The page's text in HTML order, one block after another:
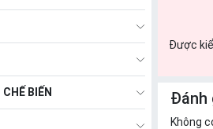
BIẾN
Được
Đánh
Không